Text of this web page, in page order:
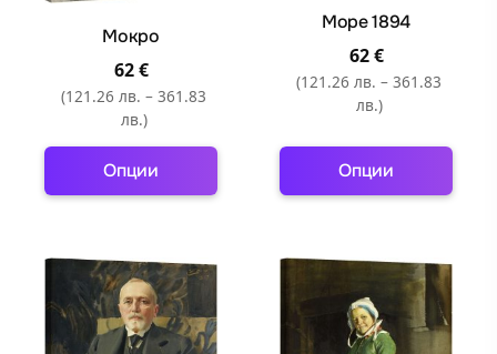
product
page
product
page
Мокро
62€
(121.26 лв. – 361.83
лв.)
Опции
has
multiple
variants.
The
Море 1894
62€
(121.26 лв. – 361.83
лв.)
Опции
has
multiple
variants.
The